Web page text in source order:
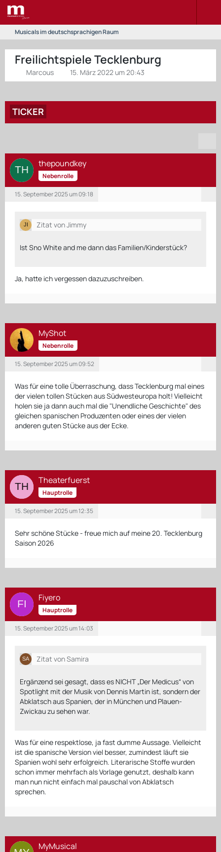
Musicals im deutschsprachigen Raum
Freilichtspiele Tecklenburg
Marcous 15. März 2022 um 20:43
TICKER
thepoundkey
Nebenrolle
15. September 2025 um 09:18
Zitat von Jimmy
Ist Sno White and me dann das Familien/Kinderstück?
Ja, hatte ich vergessen dazuzuschreiben.
MyShot
Nebenrolle
15. September 2025 um 09:52
Was für eine tolle Überraschung, dass Tecklenburg mal eines
der vielen tollen Stücken aus Südwesteuropa holt! Vielleicht
holen sie ja dann auch mal die "Unendliche Geschichte" des
gleichen spanischen Produzenten oder eines der vielen
anderen guten Stücke aus der Ecke.
Theaterfuerst
Hauptrolle
15. September 2025 um 12:35
Sehr schöne Stücke - freue mich auf meine 20. Tecklenburg
Saison 2026
Fiyero
Hauptrolle
15. September 2025 um 14:03
Zitat von Samira
Ergänzend sei gesagt, dass es NICHT „Der Medicus“ von
Spotlight mit der Musik von Dennis Martin ist, sondern der
Abklatsch aus Spanien, der in München und Plauen-
Zwickau zu sehen war.
Was für eine respektlose, ja fast dumme Aussage. Vielleicht
ist die spanische Version viel besser, zumindest läuft sie
Spanien wohl sehr erfolgreich. Literarische Stoffe wurden
schon immer mehrfach als Vorlage genutzt, deshalb kann
man nun nicht einfach mal pauschal von Abklatsch
sprechen.
MyMusical